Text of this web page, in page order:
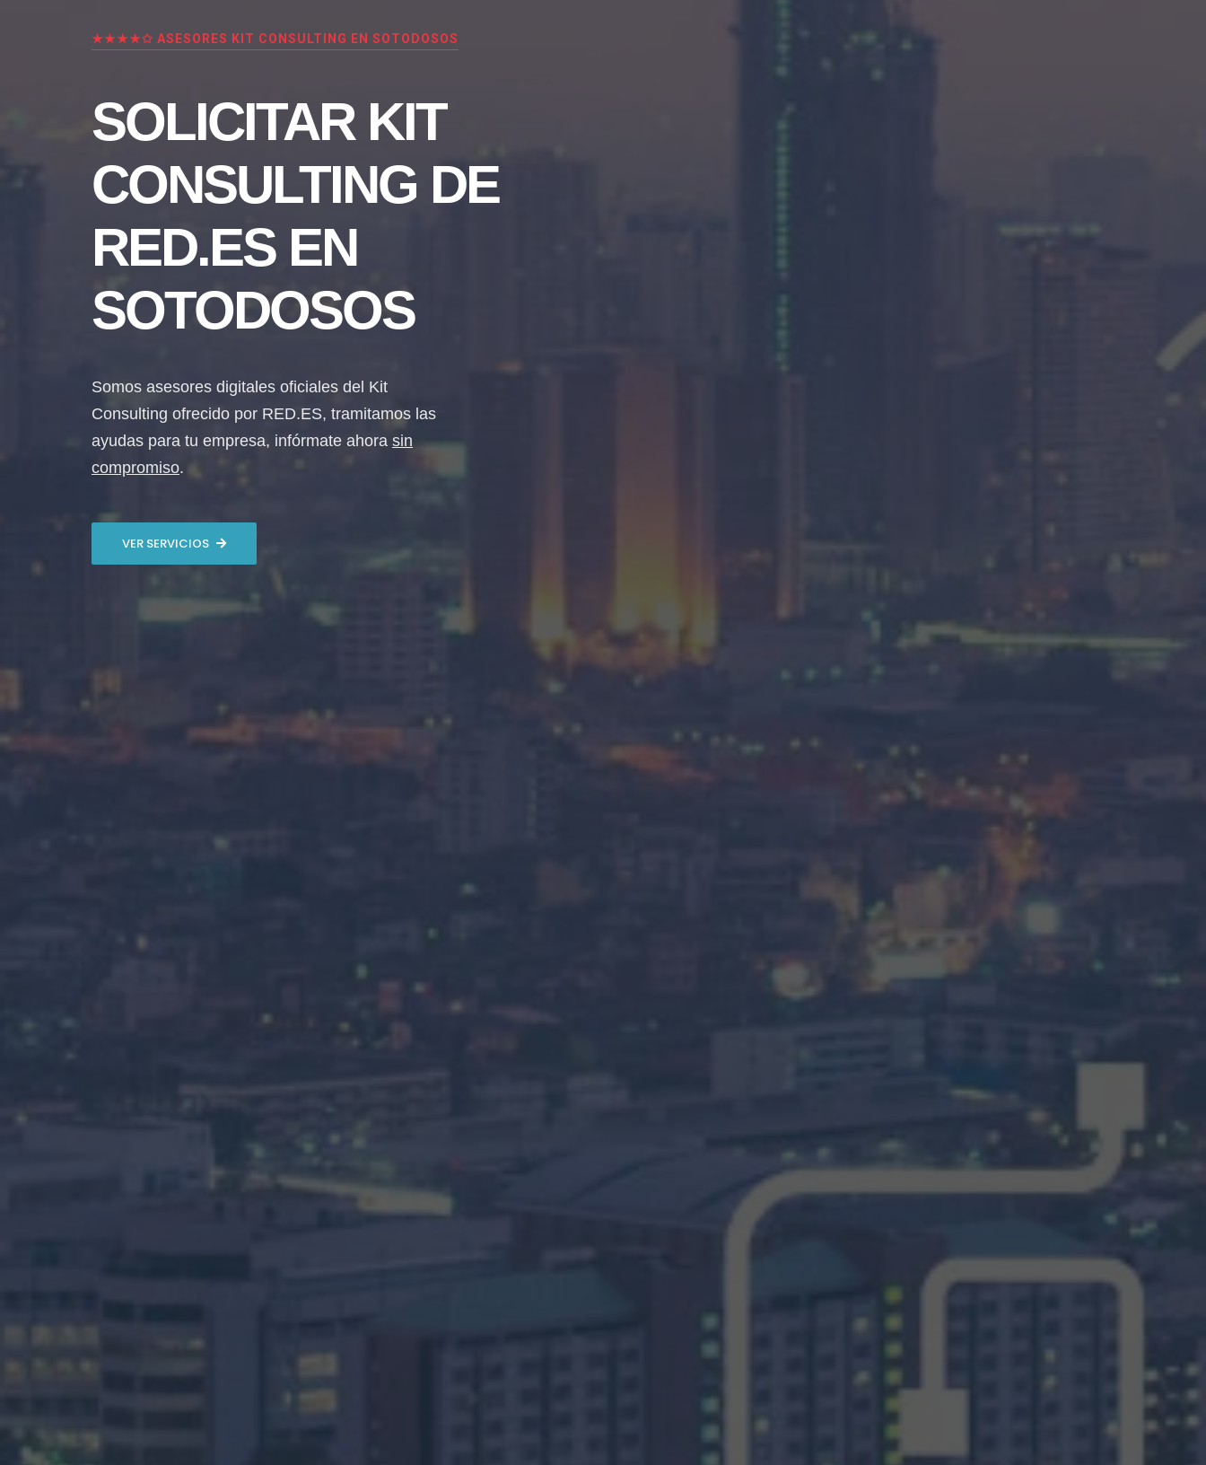
★★★★✩ ASESORES KIT CONSULTING EN SOTODOSOS
SOLICITAR KIT
CONSULTING DE
RED.ES EN
SOTODOSOS
Somos asesores digitales oficiales del Kit
Consulting ofrecido por RED.ES, tramitamos las
ayudas para tu empresa, infórmate ahora sin
compromiso.
VER SERVICIOS